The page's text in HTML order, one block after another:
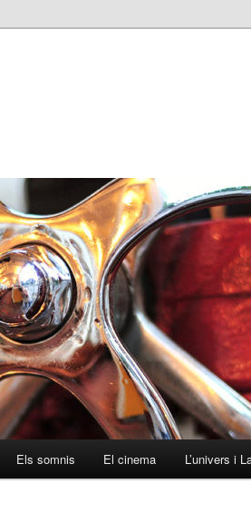
Els somnis El cinema L’univers i